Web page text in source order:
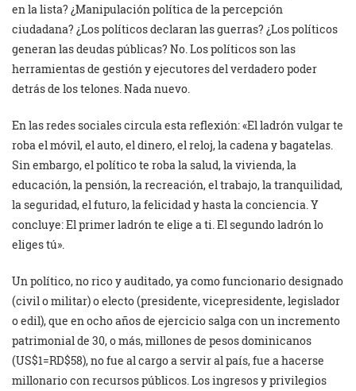
en la lista? ¿Manipulación política de la percepción
ciudadana? ¿Los políticos declaran las guerras? ¿Los políticos
generan las deudas públicas? No. Los políticos son las
herramientas de gestión y ejecutores del verdadero poder
detrás de los telones. Nada nuevo.
En las redes sociales circula esta reflexión: «El ladrón vulgar te
roba el móvil, el auto, el dinero, el reloj, la cadena y bagatelas.
Sin embargo, el político te roba la salud, la vivienda, la
educación, la pensión, la recreación, el trabajo, la tranquilidad,
la seguridad, el futuro, la felicidad y hasta la conciencia. Y
concluye: El primer ladrón te elige a ti. El segundo ladrón lo
eliges tú».
Un político, no rico y auditado, ya como funcionario designado
(civil o militar) o electo (presidente, vicepresidente, legislador
o edil), que en ocho años de ejercicio salga con un incremento
patrimonial de 30, o más, millones de pesos dominicanos
(US$1=RD$58), no fue al cargo a servir al país, fue a hacerse
millonario con recursos públicos. Los ingresos y privilegios